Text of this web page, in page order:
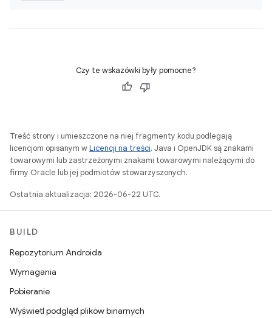
Czy te wskazówki były pomocne?
Treść strony i umieszczone na niej fragmenty kodu podlegają
licencjom opisanym wLicencji na treści. Java i OpenJDK są znakami
towarowymi lub zastrzeżonymi znakami towarowymi należącymi do
firmy Oracle lub jej podmiotów stowarzyszonych.
Ostatnia aktualizacja: 2026-06-22 UTC.
BUILD
Repozytorium Androida
Wymagania
Pobieranie
Wyświetl podgląd plików binarnych